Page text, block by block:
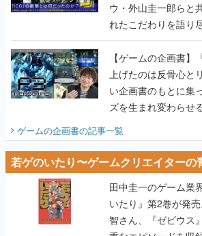
ウ・外山圭一郎らと
れたこだわりを語り
画書】
【ゲームの企画書】
上げたのは反骨心と
い企画書のもとに集
ズを生まれ変わらせ
ビュー】
ゲームの企画書の記事一覧
若ゲのいたり〜ゲームクリエイターの
田中圭一のゲーム業
いたり』第2巻が発
智さん、『ゼビウス